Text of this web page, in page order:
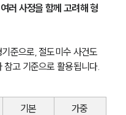
러 사정을 함께 고려해 형
준으로, 절도미수 사건도
고 기준으로 활용됩니다.
기본 가중